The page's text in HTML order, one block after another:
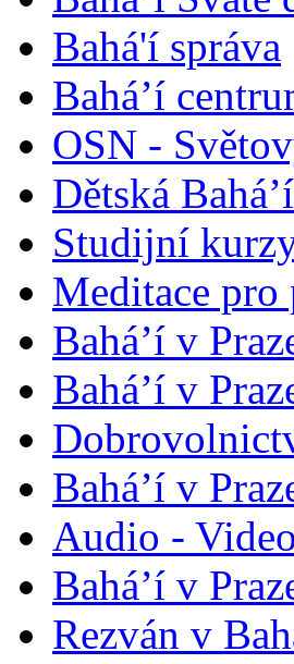
Bahá'í správa
Bahá’í
OSN -
Dětská
Studijní
Meditace pro
Bahá’í v
Bahá’í v
Bahá’í v
Audio - Video
Bahá’í v
Rezván v